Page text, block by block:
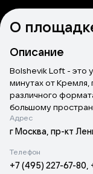
О
Описание
Bolshevik Loft - это
минутах от
различного
большому
местом не только
событий (в зале 8
свадебных
завтраков, пресс-
Адрес
г Москва, пр-кт
Телефон
+7 (495) 227-67-